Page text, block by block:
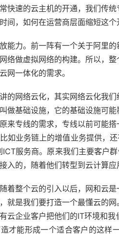
快速的云主机的开通，我们传
间，如何在运营商层面缩短这个
能力。前一阵有一个关于阿里
络做虚拟网络的构建。所以，
网一体化的需求。
的网络云化，其实网络云化我
做基础设施，它的基础设施可
来专线的需求，专线以前可能
如业务链上的增值业务提供，
ICT服务商。原来我们主要客户
入的，随着他们转型到云计算
着整个云的引入以后，网和云
就是我们要打造一个最懂云的
云企业客户把他们的IT环境和
才能形成一个适合客户的这样